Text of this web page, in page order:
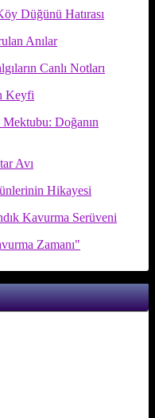
Düğünü Hatırası
Anılar
Canlı Notları
Keyfi
Mektubu: Doğanın
Avı
Hikayesi
Kavurma Serüveni
Zamanı"